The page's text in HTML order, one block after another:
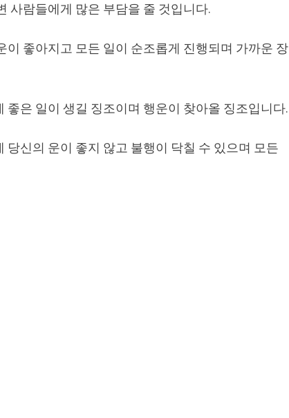
사람들에게 많은 부담을 줄 것입니다.
좋아지고 모든 일이 순조롭게 진행되며 가까운 장
은 일이 생길 징조이며 행운이 찾아올 징조입니다.
신의 운이 좋지 않고 불행이 닥칠 수 있으며 모든